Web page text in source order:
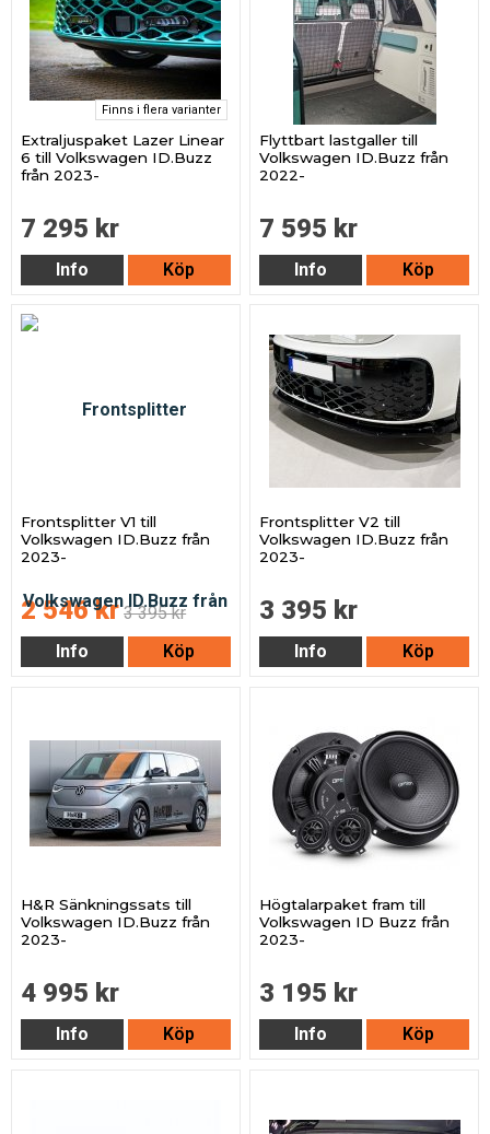
Finns i flera varianter
Extraljuspaket Lazer Linear
6 till Volkswagen ID.Buzz
från 2023-
7 295 kr
Info Köp
Flyttbart lastgaller till
Volkswagen ID.Buzz från
2022-
7 595 kr
Info Köp
Frontsplitter V1 till
Volkswagen ID.Buzz från
2023-
2 546 kr 3 395 kr
Info
Köp
Frontsplitter V2 till
Volkswagen ID.Buzz från
2023-
3 395 kr
Info Köp
H&R Sänkningssats till
Volkswagen ID.Buzz från
2023-
4 995 kr
Info Köp
Högtalarpaket fram till
Volkswagen ID Buzz från
2023-
3 195 kr
Info Köp